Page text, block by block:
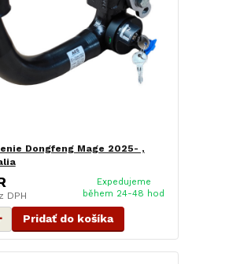
Dongfeng Mage 2025- ,
DPH
Expedujeme
během 24-48 hod
Pridať do košíka